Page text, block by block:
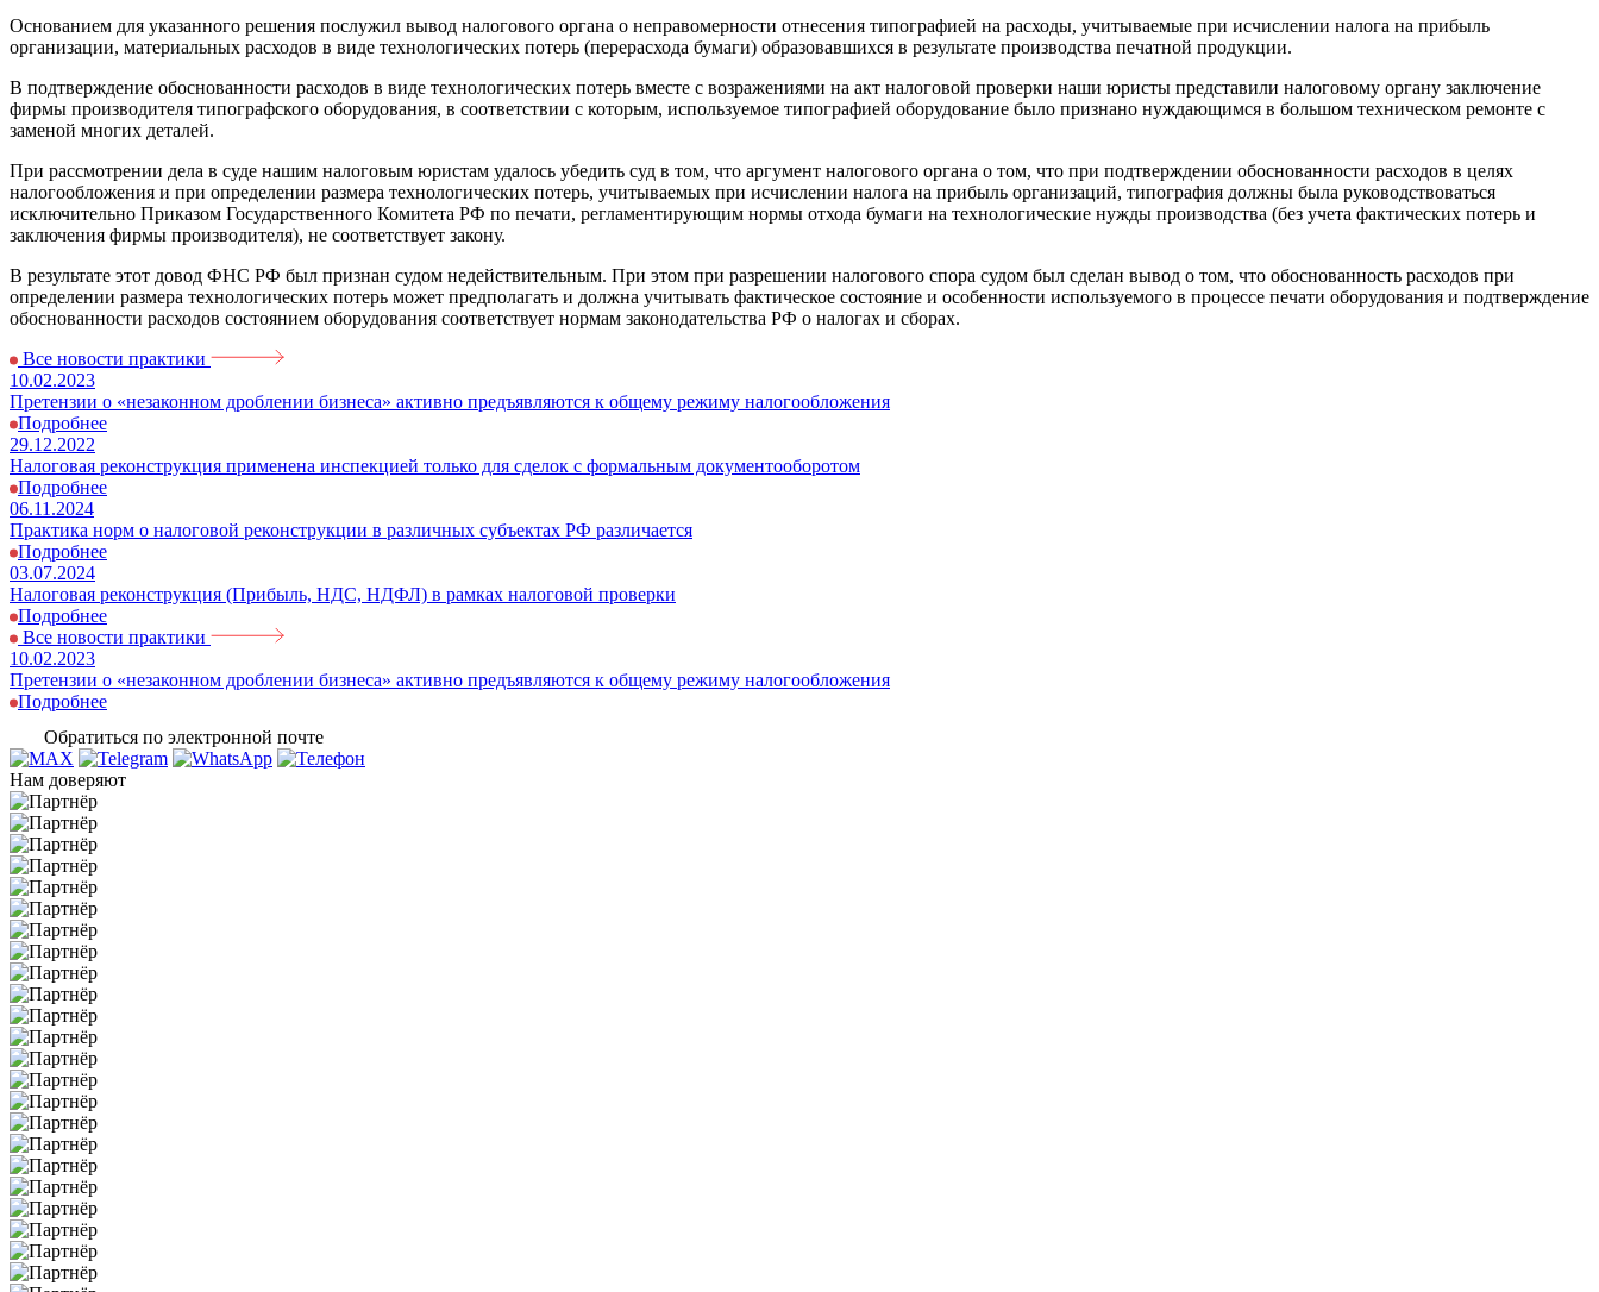
Основанием для указанного решения послужил вывод налогового органа о неправомерности отнесения типографией на расходы, учитываемые при исчислении налога на прибыль
организации, материальных расходов в виде технологических потерь (перерасхода бумаги) образовавшихся в результате производства печатной продукции.
В подтверждение обоснованности расходов в виде технологических потерь вместе с возражениями на акт налоговой проверки наши юристы представили налоговому органу заключение
фирмы производителя типографского оборудования, в соответствии с которым, используемое типографией оборудование было признано нуждающимся в большом техническом ремонте с
заменой многих деталей.
При рассмотрении дела в суде нашим налоговым юристам удалось убедить суд в том, что аргумент налогового органа о том, что при подтверждении обоснованности расходов в целях
налогообложения и при определении размера технологических потерь, учитываемых при исчислении налога на прибыль организаций, типография должны была руководствоваться
исключительно Приказом Государственного Комитета РФ по печати, регламентирующим нормы отхода бумаги на технологические нужды производства (без учета фактических потерь и
заключения фирмы производителя), не соответствует закону.
В результате этот довод ФНС РФ был признан судом недействительным. При этом при разрешении налогового спора судом был сделан вывод о том, что обоснованность расходов при
определении размера технологических потерь может предполагать и должна учитывать фактическое состояние и особенности используемого в процессе печати оборудования и подтверждение
обоснованности расходов состоянием оборудования соответствует нормам законодательства РФ о налогах и сборах.
Все новости практики
10.02.2023
Претензии о «незаконном дроблении бизнеса» активно предъявляются к общему режиму налогообложения
Подробнее
29.12.2022
Налоговая реконструкция применена инспекцией только для сделок с формальным документооборотом
Подробнее
06.11.2024
Практика норм о налоговой реконструкции в различных субъектах РФ различается
Подробнее
03.07.2024
Налоговая реконструкция (Прибыль, НДС, НДФЛ) в рамках налоговой проверки
Подробнее
Все новости практики
10.02.2023
Претензии о «незаконном дроблении бизнеса» активно предъявляются к общему режиму налогообложения
Подробнее
Обратиться по электронной почте
Нам доверяют